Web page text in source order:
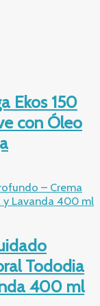
Ekos 150
con Óleo
Tododia
400 ml